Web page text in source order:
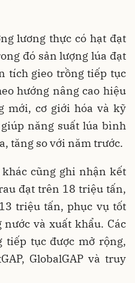
lương thực có hạt đạt
đó sản lượng lúa đạt
tích gieo trồng tiếp tục
hướng nâng cao hiệu
mới, cơ giới hóa và kỹ
năng suất lúa bình
tăng so với năm trước.
cũng ghi nhận kết
đạt trên 18 triệu tấn,
triệu tấn, phục vụ tốt
và xuất khẩu. Các
tiếp tục được mở rộng,
GlobalGAP và truy